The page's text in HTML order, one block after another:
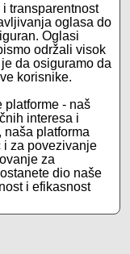
transparentnost
oglasa do
Oglasi
održali visok
da osiguramo da
korisnike.
platforme - naš
interesa i
platforma
i za povezivanje
za
dio naše
i efikasnost